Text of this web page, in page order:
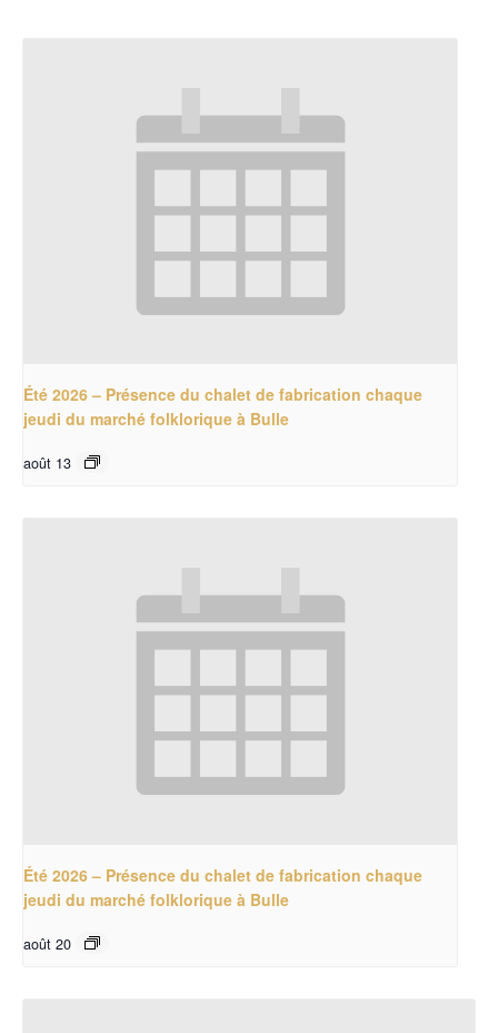
Été 2026 – Présence du chalet de fabrication chaque
jeudi du marché folklorique à Bulle
août 13
Été 2026 – Présence du chalet de fabrication chaque
jeudi du marché folklorique à Bulle
août 20